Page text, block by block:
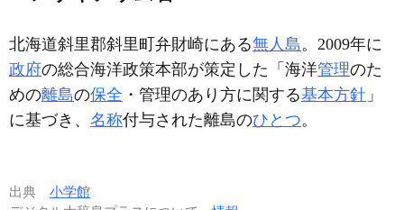
北海道斜里郡斜里町弁財崎にある無人島。2009年に
政府の総合海洋政策本部が策定した「海洋管理のた
めの離島の保全 ・管理のあり方に関する基本方針 」
に基づき、 名称付与された離島のひとつ。
出典 小学館